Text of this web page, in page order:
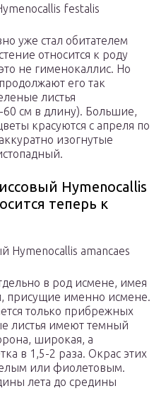
festalis
уже стал обитателем
относится к роду
не гименокаллис. Но
его так
листья
см в длину). Большие,
красуются с апреля по
изогнутые
Hymenocallis
теперь к
Hymenocallis amancaes
в род исмене, имея
присущие именно исмене.
только прибрежных
листья имеют темный
широкая, а
в 1,5-2 раза. Окрас этих
или фиолетовым.
лета до средины